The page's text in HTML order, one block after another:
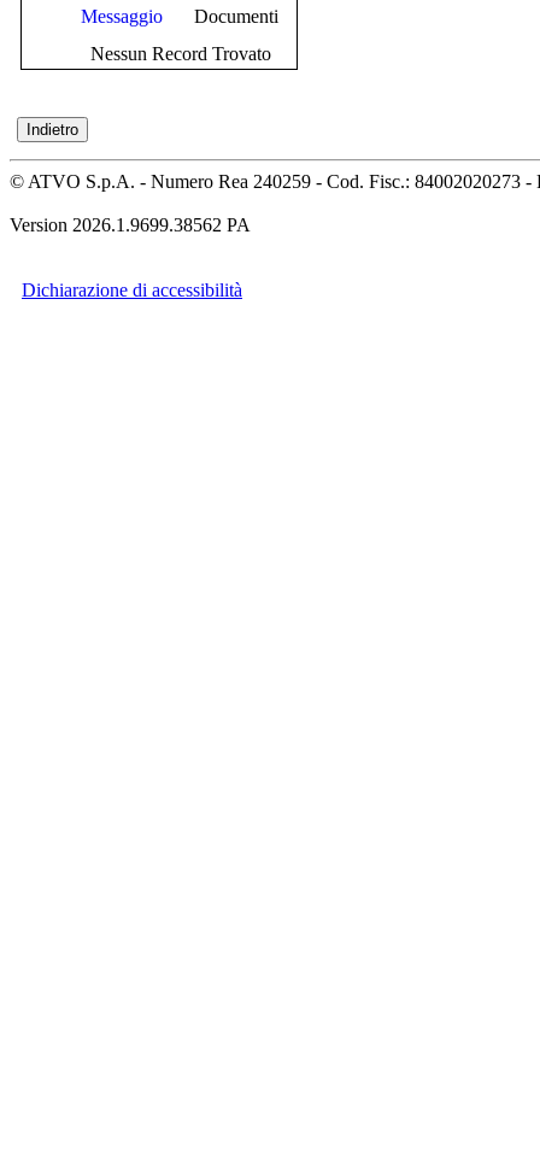
Messaggio
Documenti
Nessun Record Trovato
© ATVO S.p.A. - Numero Rea 240259 - Cod. Fisc.: 84002020273 -
Version 2026.1.9699.38562 PA
Dichiarazione di accessibilità